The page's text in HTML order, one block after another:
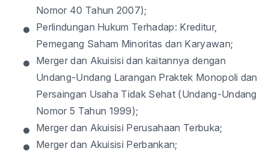
Nomor 40 Tahun 2007);
• Perlindungan Hukum Terhadap: Kreditur,
Pemegang Saham Minoritas dan Karyawan;
• Merger dan Akuisisi dan kaitannya dengan
Undang-Undang Larangan Praktek Monopoli dan
Persaingan Usaha Tidak Sehat (Undang-Undang
Nomor 5 Tahun 1999);
• Merger dan Akuisisi Perusahaan Terbuka;
• Merger dan Akuisisi Perbankan;